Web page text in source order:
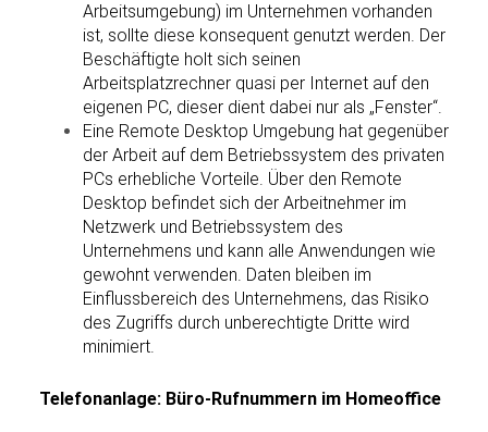
Arbeitsumgebung) im Unternehmen vorhanden
ist, sollte diese konsequent genutzt werden. Der
Beschäftigte holt sich seinen
Arbeitsplatzrechner quasi per Internet auf den
eigenen PC, dieser dient dabei nur als „Fenster“.
Eine Remote Desktop Umgebung hat gegenüber
der Arbeit auf dem Betriebssystem des privaten
PCs erhebliche Vorteile. Über den Remote
Desktop befindet sich der Arbeitnehmer im
Netzwerk und Betriebssystem des
Unternehmens und kann alle Anwendungen wie
gewohnt verwenden. Daten bleiben im
Einflussbereich des Unternehmens, das Risiko
des Zugriffs durch unberechtigte Dritte wird
minimiert.
Telefonanlage: Büro-Rufnummern im Homeoffice